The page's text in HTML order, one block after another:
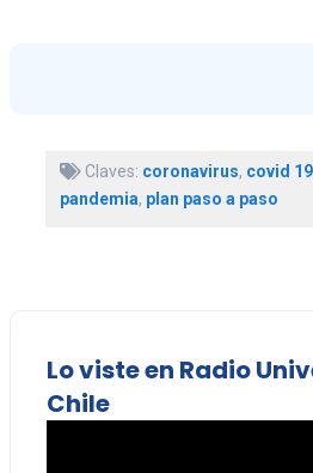
Claves: coronavirus, covid 19
pandemia, plan paso a paso
Lo viste en Radio
Chile